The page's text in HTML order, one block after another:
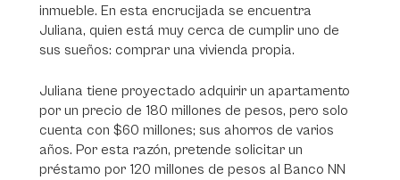
inmueble. En esta encrucijada se encuentra
Juliana, quien está muy cerca de cumplir uno de
sus sueños: comprar una vivienda propia.
Juliana tiene proyectado adquirir un apartamento
por un precio de 180 millones de pesos, pero solo
cuenta con $60 millones; sus ahorros de varios
años. Por esta razón, pretende solicitar un
préstamo por 120 millones de pesos al Banco NN